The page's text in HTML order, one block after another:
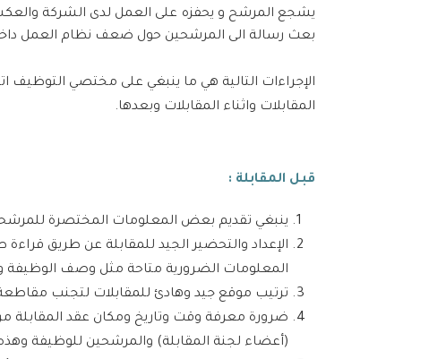
يشجع المرشح و يحفزه على العمل لدى الشركة
بعث رسالة الى المرشحين حول ضعف نظام العمل
الإجراءات التالية هي ما ينبغي على مختصي التوظيف
المقابلات واثناء المقابلات وبعدها.
قبل المقابلة :
ينبغي تقديم بعض المعلومات المختصرة
الإعداد والتحضير الجيد للمقابلة عن طريق
المعلومات الضرورية متاحة مثل وصف الوظيفة
ترتيب موقع جيد وهادئ للمقابلات لتجنب
ضرورة معرفة وقت وتاريخ ومكان عقد المقابلة
(أعضاء لجنة المقابلة) والمرشحين للوظيفة وهذه